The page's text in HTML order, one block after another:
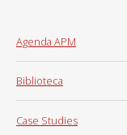
Agenda APM
Biblioteca
Case Studies